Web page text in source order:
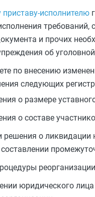
исполнителю
и прочих
об уголовной
по внесению
следующих
о размере
о составе
решения о
юридического